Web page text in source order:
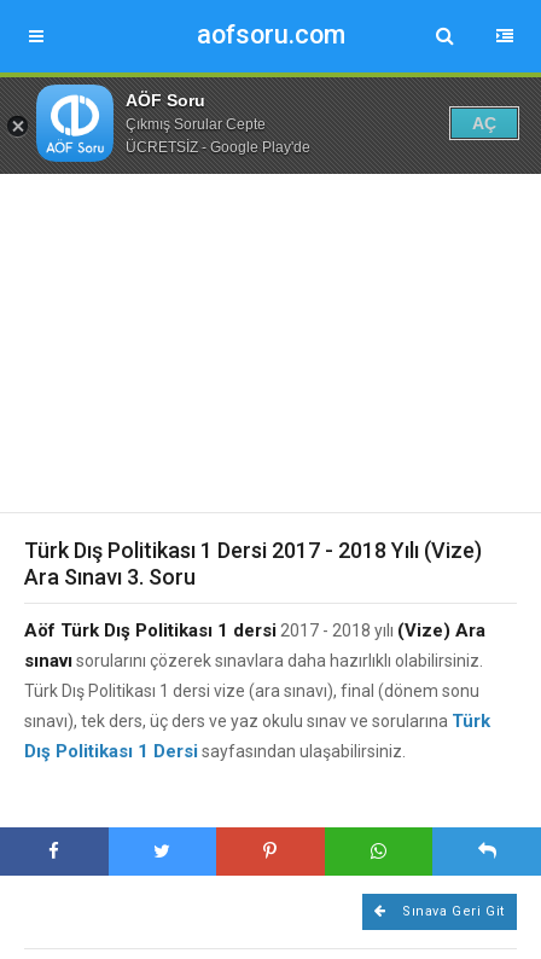
aofsoru.com
AÖF Soru
Çıkmış Sorular Cepte
ÜCRETSİZ - Google Play'de
AÇ
Türk Dış Politikası 1 Dersi 2017 - 2018 Yılı (Vize)
Ara Sınavı 3. Soru
Aöf Türk Dış Politikası 1 dersi 2017 - 2018 yılı (Vize) Ara
sınavısorularını çözerek sınavlara daha hazırlıklı olabilirsiniz.
Türk Dış Politikası 1 dersi vize (ara sınavı), final (dönem sonu
sınavı), tek ders, üç ders ve yaz okulu sınav ve sorularına Türk
Dış Politikası 1 Dersisayfasından ulaşabilirsiniz.
Sınava Geri Git